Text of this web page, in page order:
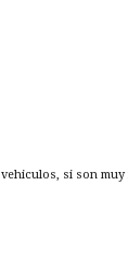
si son